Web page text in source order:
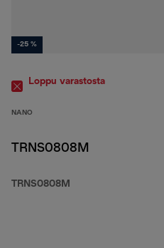
-25 %
Loppu varastosta
NANO
TRNS0808M
TRNS0808M